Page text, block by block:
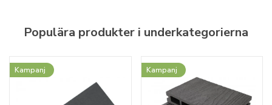
Populära produkter i underkategorierna
Kampanj Kampanj